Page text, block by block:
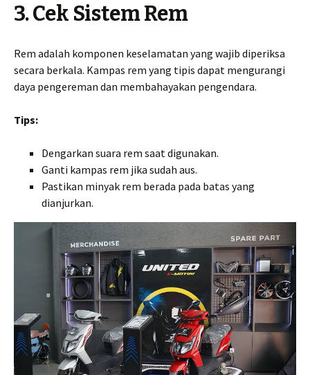
3. Cek Sistem Rem
Rem adalah komponen keselamatan yang wajib diperiksa
secara berkala. Kampas rem yang tipis dapat mengurangi
daya pengereman dan membahayakan pengendara.
Tips:
Dengarkan suara rem saat digunakan.
Ganti kampas rem jika sudah aus.
Pastikan minyak rem berada pada batas yang
dianjurkan.